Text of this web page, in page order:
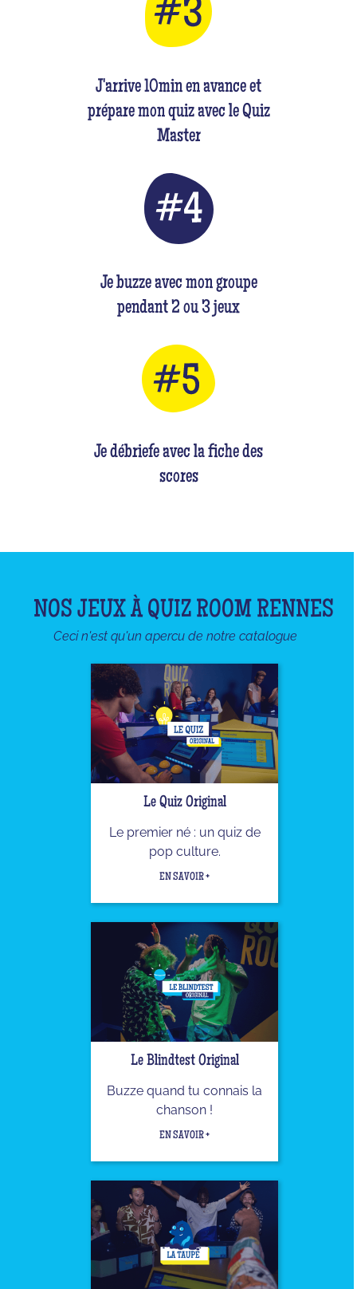
J'arrive 10min en avance et
prépare mon quiz avec le Quiz
Master
Je buzze avec mon groupe
pendant 2 ou 3 jeux
Je débriefe avec la fiche des
scores
NOS JEUX À QUIZ ROOM RENNES
Ceci n'est qu'un apercu de notre catalogue
Le Quiz Original
Le premier né : un quiz de
pop culture.
EN SAVOIR +
Le Blindtest Original
Buzze quand tu connais la
chanson !
EN SAVOIR +